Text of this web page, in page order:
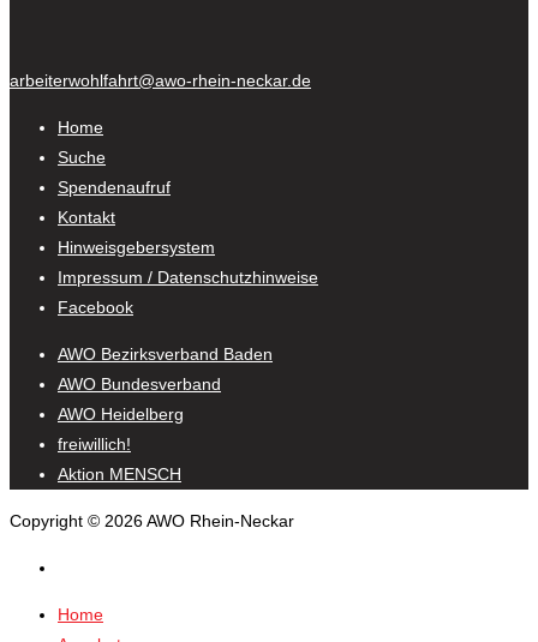
arbeiterwohlfahrt@awo-rhein-neckar.de
Home
Suche
Spendenaufruf
Kontakt
Hinweisgebersystem
Impressum / Datenschutzhinweise
Facebook
AWO Bezirksverband Baden
AWO Bundesverband
AWO Heidelberg
freiwillich!
Aktion MENSCH
Copyright © 2026 AWO Rhein-Neckar
Home